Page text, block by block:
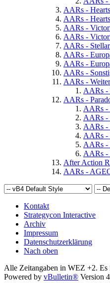
AARs -
AARs -
AARs -
AARs -
AARs -
AARs -
AARs -
AARs -
AARs -
AARs -
AARs -
AARs -
AARs -
AARs -
AARs -
AARs -
AARs -
After Action
AARs -
Kontakt
Strategycon Interactive
Archiv
Impressum
Datenschutzerklärung
Nach oben
Alle Zeitangaben in WEZ +2. Es
Powered by vBulletin® Version